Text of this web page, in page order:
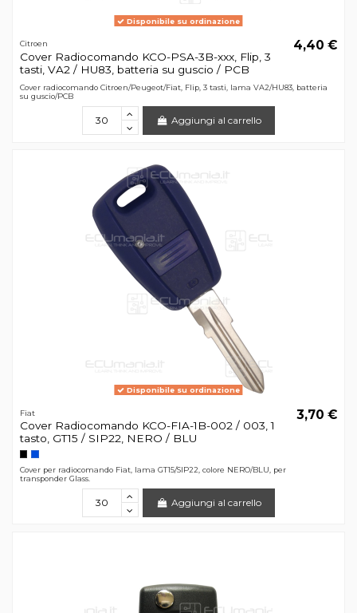
Disponibile su ordinazione
Citroen
Cover Radiocomando KCO-PSA-3B-xxx, Flip, 3
tasti, VA2 / HU83, batteria su guscio / PCB
4,40 €
Cover radiocomando Citroen/Peugeot/Fiat, Flip, 3 tasti, lama VA2/HU83, batteria
su guscio/PCB
Aggiungi al carrello
Disponibile su ordinazione
Fiat
Cover Radiocomando KCO-FIA-1B-002 / 003, 1
tasto, GT15 / SIP22, NERO / BLU
3,70 €
Cover per radiocomando Fiat, lama GT15/SIP22, colore NERO/BLU, per
transponder Glass.
Aggiungi al carrello